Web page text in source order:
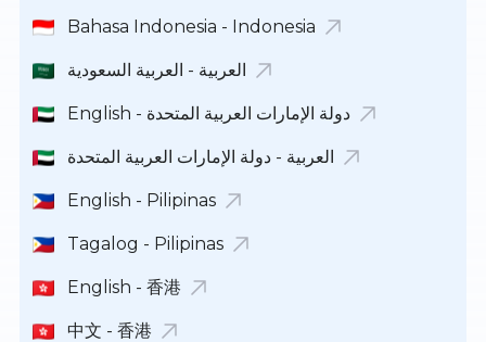
Bahasa Indonesia - Indonesia
العربية - العربية السعودية
English - دولة الإمارات العربية المتحدة
العربية - دولة الإمارات العربية المتحدة
English - Pilipinas
Tagalog - Pilipinas
English - 香港
中文 - 香港